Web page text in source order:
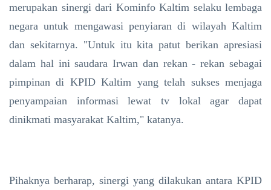
merupakan sinergi dari Kominfo Kaltim selaku lembaga
negara untuk mengawasi penyiaran di wilayah Kaltim
dan sekitarnya. "Untuk itu kita patut berikan apresiasi
dalam hal ini saudara Irwan dan rekan - rekan sebagai
pimpinan di KPID Kaltim yang telah sukses menjaga
penyampaian informasi lewat tv lokal agar dapat
dinikmati masyarakat Kaltim," katanya.
Pihaknya berharap, sinergi yang dilakukan antara KPID